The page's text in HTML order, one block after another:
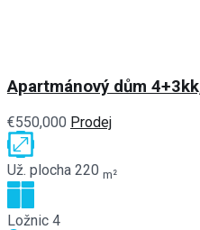
Apartmánový dům
€550,000 Prodej
Už. plocha 220 m²
Ložnic 4